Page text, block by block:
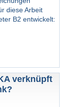
diese Arbeit
B2 entwickelt:
verknüpft